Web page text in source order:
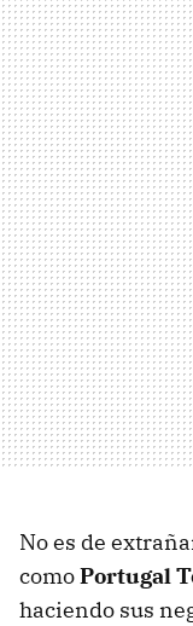
No es de
comoPortugal
haciendo sus